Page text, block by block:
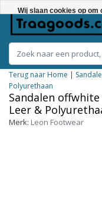
Terug naar Home |
Polyurethaan
Sandalen
Leer &
Merk: Leon Footwear
Wij slaan cookies op om